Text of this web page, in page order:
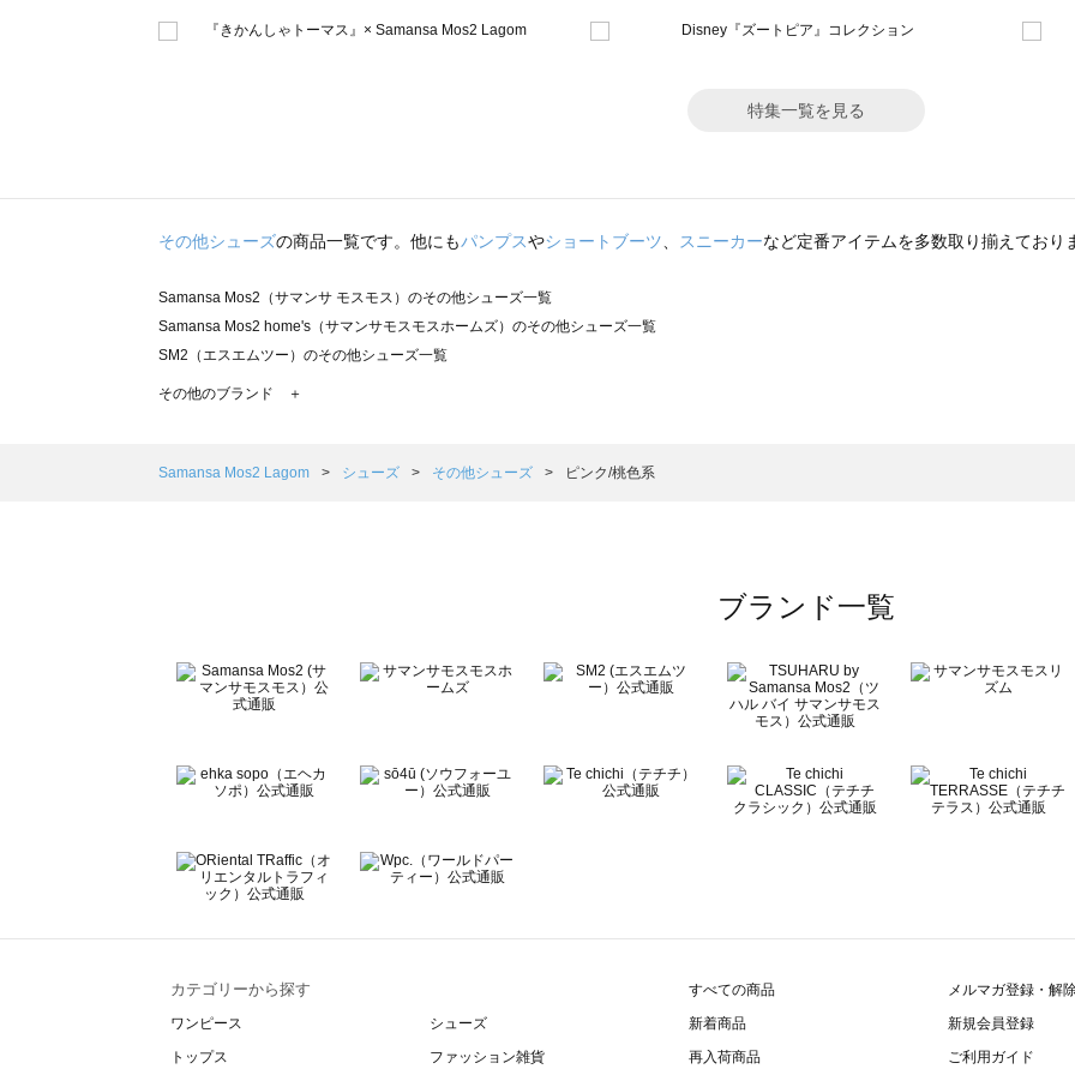
特集一覧を見る
その他シューズの商品一覧です。他にもパンプスやショートブーツ スニーカーなど定番アイテムを多数取り揃えており
Samansa Mos2（サマンサ モスモス）のその他シューズ一覧
Samansa Mos2 home's（サマンサモスモスホームズ）のその他シューズ一覧
SM2（エスエムツー）のその他シューズ一覧
TSUHARU by Samansa Mos2（ツハルバイサマンサモスモス）のその他シューズ一覧
Samansa Mos2 Lagom（サマンサモスモス ラーゴム）のその他シューズ一覧
BETTY'S BLUE（べティーズブルー）のその他シューズ一覧
Wpc.（ワールドパーティー）のその他シューズ一覧
その他のブランド ＋
Samansa Mos2 Lagom シューズ その他シューズ ピンク/桃色系
ブランド一覧
カテゴリーから探す
ワンピース
トップス
シューズ
ファッション雑貨
すべての商品
新着商品
再入荷商品
メルマガ登録・解
新規会員登録
ご利用ガイド